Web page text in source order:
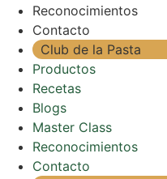
Reconocimientos
Contacto
Club de la Pasta
Productos
Recetas
Blogs
Master Class
Reconocimientos
Contacto